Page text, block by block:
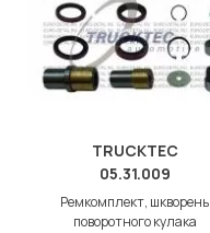
TRUCKTEC
05.31.009
Ремкомплект, шкворень
поворотного кулака